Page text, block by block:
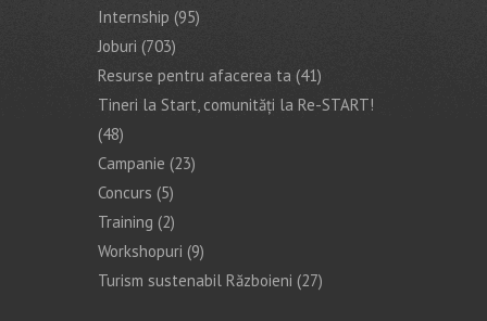
Internship (95)
Joburi (703)
Resurse pentru afacerea ta (41)
Tineri la Start, comunități la Re-START!
(48)
Campanie (23)
Concurs (5)
Training (2)
Workshopuri (9)
Turism sustenabil Războieni (27)